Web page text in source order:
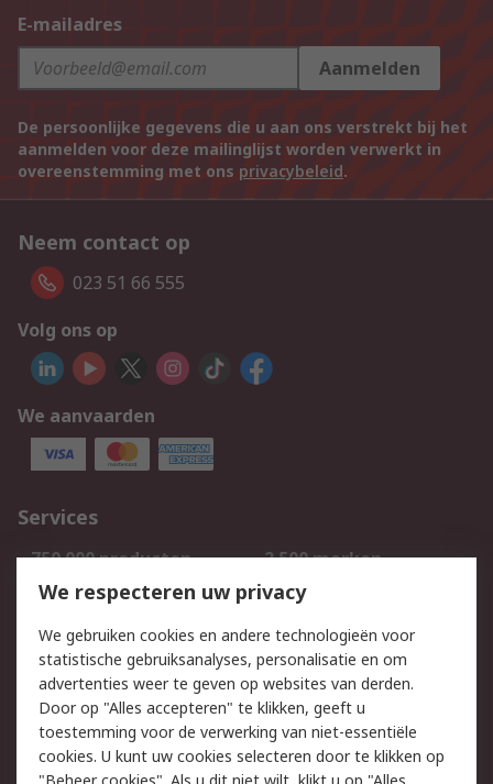
E-mailadres
Aanmelden
De persoonlijke gegevens die u aan ons verstrekt bij het
aanmelden voor deze mailinglijst worden verwerkt in
overeenstemming met ons privacybeleid.
Neem contact op
023 51 66 555
Volg ons op
We aanvaarden
Services
750.000 producten
2.500 merken
Bestellen
Inkoopoplossingen
Track & Trace
Wettelijk
Cookiebeleid
Email veiligheid
Privacybeleid
Websitevoorwaarden
We respecteren uw privacy
We gebruiken cookies en andere technologieën voor
statistische gebruiksanalyses, personalisatie en om
advertenties weer te geven op websites van derden.
Door op "Alles accepteren" te klikken, geeft u
toestemming voor de verwerking van niet-essentiële
cookies. U kunt uw cookies selecteren door te klikken op